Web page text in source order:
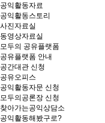
공익활동자료
공익활동스토리
사진자료실
동영상자료실
모두의 공유플랫폼
공유플랫폼 안내
공간대관 신청
공유오피스
공익활동자문 신청
모두의공론장 신청
찾아가는공익상담소
공익활동해봤구로?